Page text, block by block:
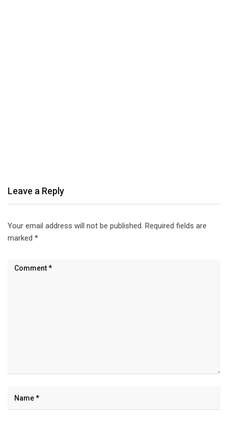
Leave a Reply
Your email address will not be published. Required fields are
marked *